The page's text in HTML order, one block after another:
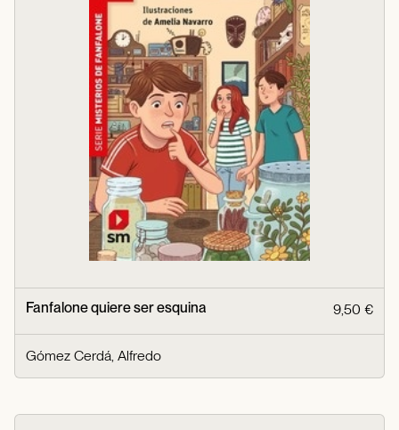
Fanfalone quiere ser esquina 9,50 €
Gómez Cerdá, Alfredo